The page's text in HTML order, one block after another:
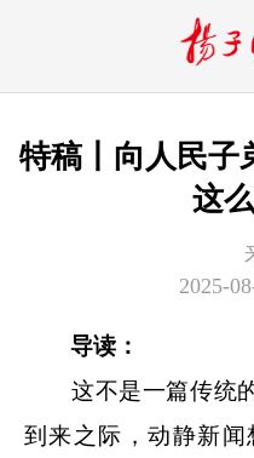
特稿丨向人民子
这
2025-
导读：
这不是一篇传统的
到来之际，动静新